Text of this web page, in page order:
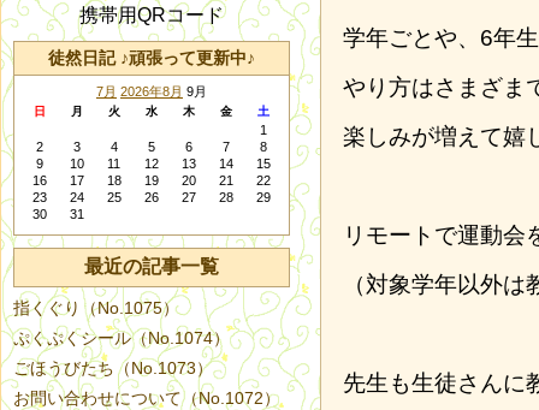
学年ごとや、6年
やり方はさまざま
楽しみが増えて嬉
リモートで運動会
（対象学年以外
先生も生徒さんに
携帯用QRコード
徒然日記 ♪頑張って更新中♪
7月 2026年8月 9月
日 月 火 水 木 金 土
1
2
3 4 5 6 7
8
9
10 11 12 13 14
15
16
17 18 19 20 21
22
23
24 25 26 27 28
29
30
31
最近の記事一覧
指くぐり（No.1075）
ぷくぷくシール（No.1074）
ごほうびたち（No.1073）
お問い合わせについて（No.1072）